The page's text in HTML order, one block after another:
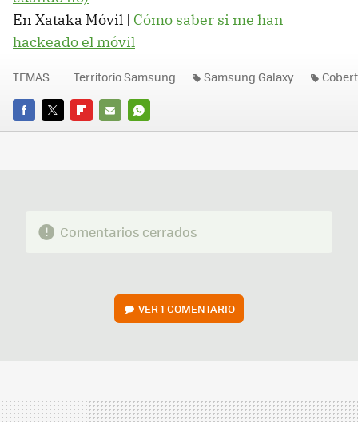
En Xataka Móvil | Cómo saber si me han
hackeado el móvil
FACEBOOK
TWITTERFLIPBOARD
E-
WHATSAPP
TEMAS Territorio Samsung Samsung Galaxy
Comentarios cerrados
VER1 COMENTARIO